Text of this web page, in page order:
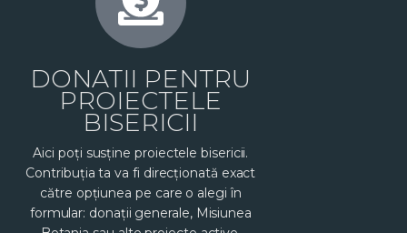
DONATII PENTRU
PROIECTELE
BISERICII
Aici poți susține proiectele bisericii.
Contribuția ta va fi direcționată exact
către opțiunea pe care o alegi în
formular: donații generale, Misiunea